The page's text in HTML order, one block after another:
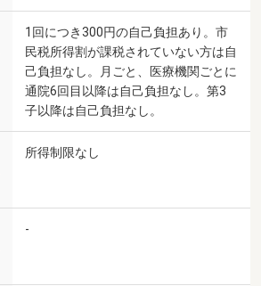
1回につき300円の自己負担あり。市
民税所得割が課税されていない方は自
己負担なし。月ごと、医療機関ごとに
通院6回目以降は自己負担なし。第3
子以降は自己負担なし。
所得制限なし
-